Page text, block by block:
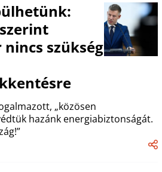
szükség
„közösen
hazánk energiabiztonságát.